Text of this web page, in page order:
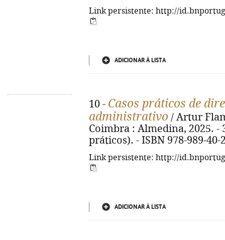
Link persistente: http://
ADICIONAR À LISTA
10 - Casos práticos de
administrativo / Artur
Coimbra : Almedina, 2025. -
práticos). - ISBN 978-989-40-
Link persistente: http://
ADICIONAR À LISTA